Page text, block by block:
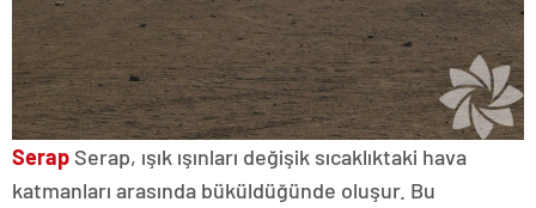
Serap Serap, ışık ışınları değişik sıcaklıktaki hava
katmanları arasında büküldüğünde oluşur. Bu